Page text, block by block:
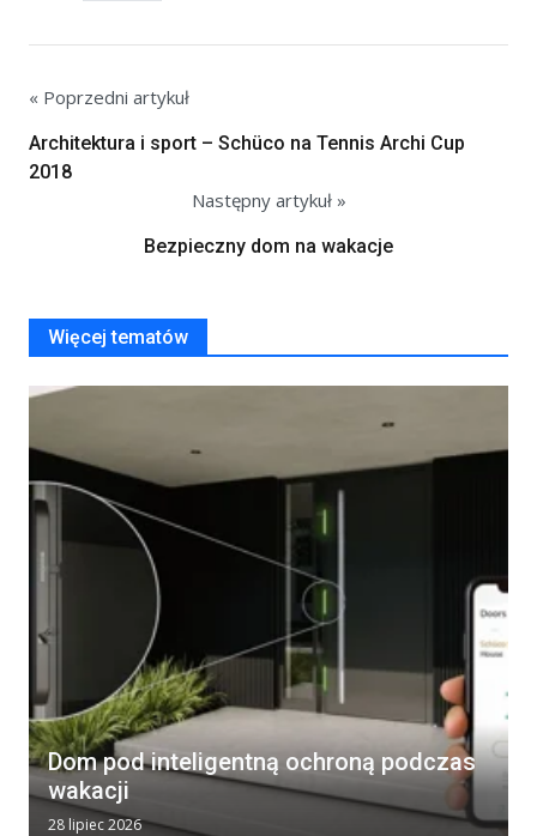
« Poprzedni artykuł
Architektura i sport – Schüco na Tennis Archi Cup
2018
Następny artykuł »
Bezpieczny dom na wakacje
Więcej tematów
Dom pod inteligentną ochroną podczas
wakacji
28 lipiec 2026